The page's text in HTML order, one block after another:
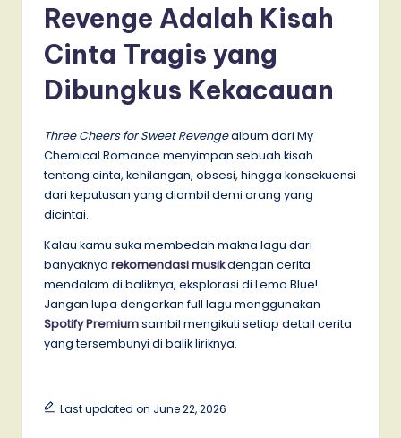
Revenge Adalah Kisah
Cinta Tragis yang
Dibungkus Kekacauan
Three Cheers for Sweet Revengealbum dari My
Chemical Romance menyimpan sebuah kisah
tentang cinta, kehilangan, obsesi, hingga konsekuensi
dari keputusan yang diambil demi orang yang
dicintai.
Kalau kamu suka membedah makna lagu dari
banyaknya rekomendasi musikdengan cerita
mendalam di baliknya, eksplorasi di Lemo Blue!
Jangan lupa dengarkan full lagu menggunakan
Spotify Premiumsambil mengikuti setiap detail cerita
yang tersembunyi di balik liriknya.
Last updated on June 22, 2026